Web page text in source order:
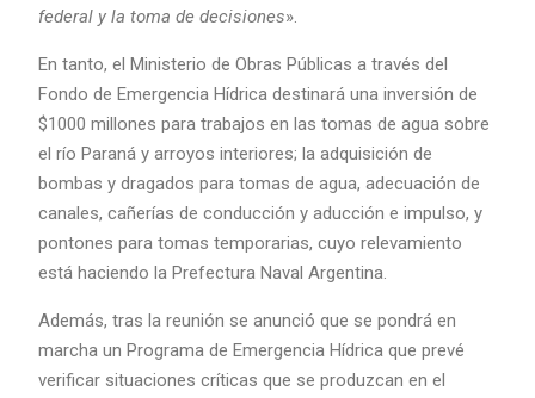
federal y la toma de decisiones».
En tanto, el Ministerio de Obras Públicas a través del
Fondo de Emergencia Hídrica destinará una inversión de
$1000 millones para trabajos en las tomas de agua sobre
el río Paraná y arroyos interiores; la adquisición de
bombas y dragados para tomas de agua, adecuación de
canales, cañerías de conducción y aducción e impulso, y
pontones para tomas temporarias, cuyo relevamiento
está haciendo la Prefectura Naval Argentina.
Además, tras la reunión se anunció que se pondrá en
marcha un Programa de Emergencia Hídrica que prevé
verificar situaciones críticas que se produzcan en el